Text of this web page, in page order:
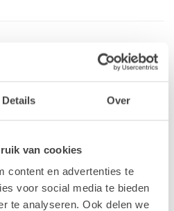
Details Over
van cookies
content en advertenties te
voor social media te bieden
te analyseren. Ook delen we
€24,19
Soft Blush
Nude
€14,47